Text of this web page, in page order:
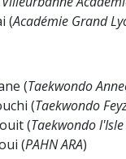
(Académie Grand
(Taekwondo
(Taekwondo
(Taekwondo
(PAHN ARA)